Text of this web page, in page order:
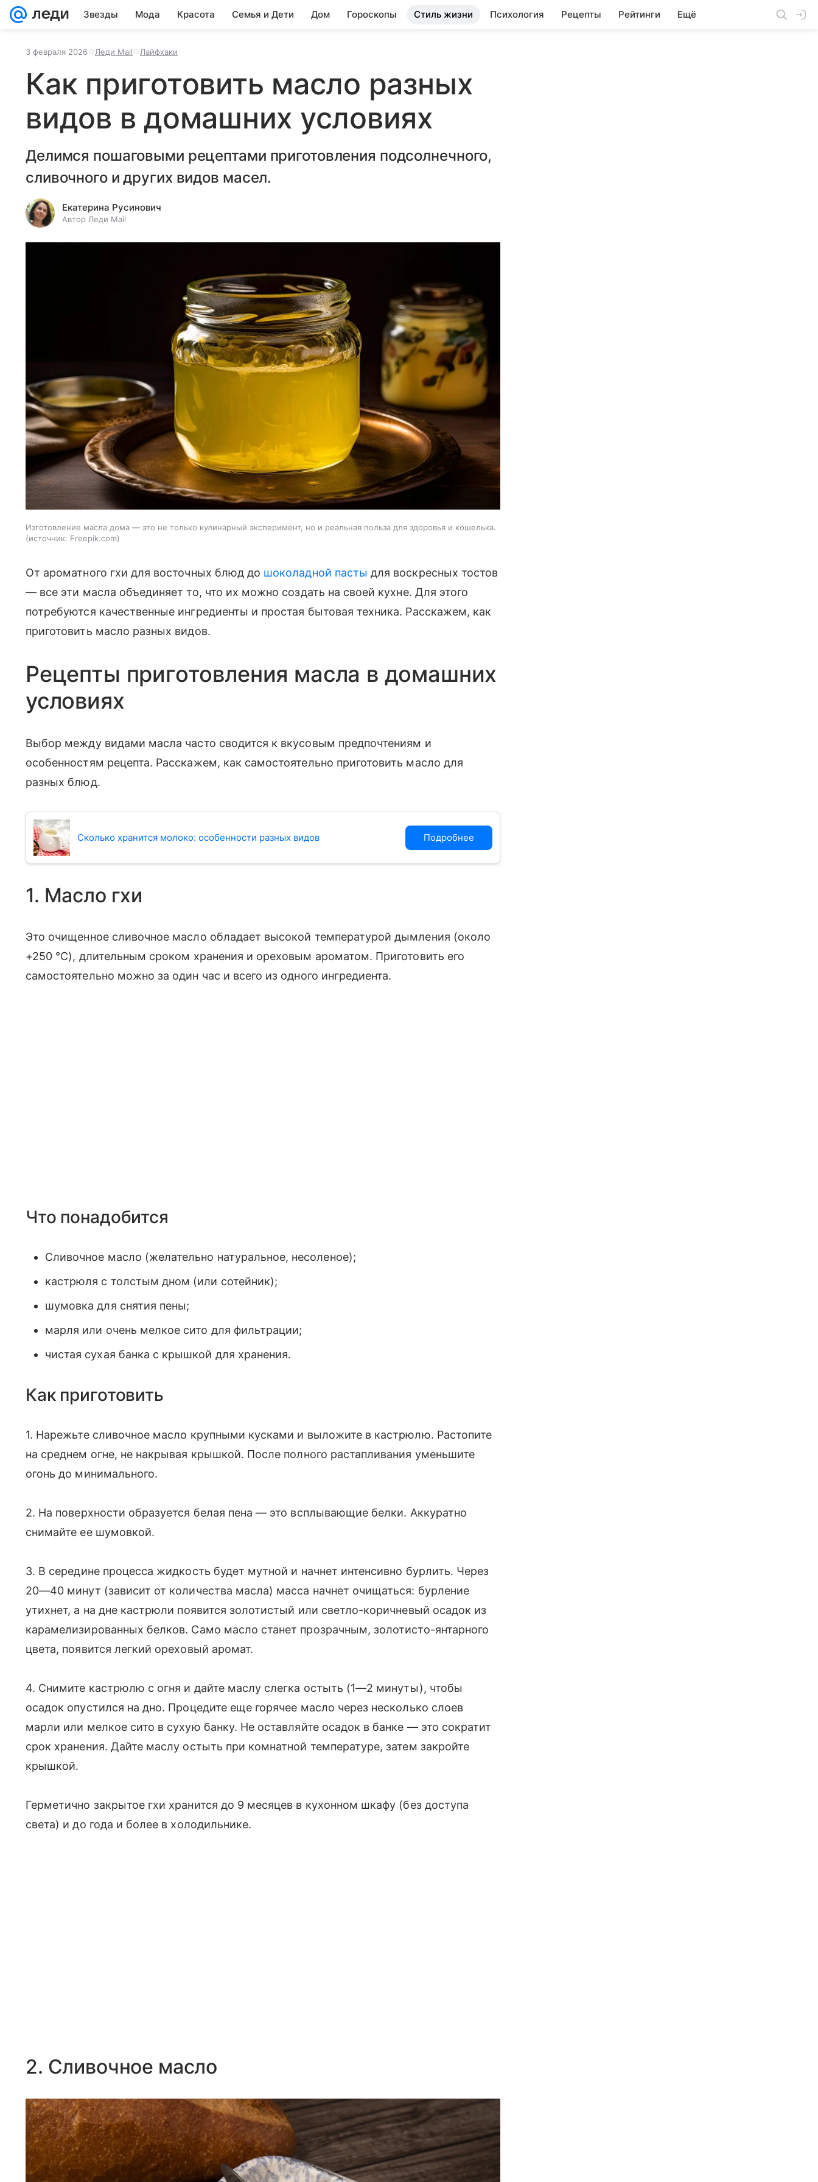
Звезды Мода Красота Семья и Дети Дом Гороскопы Стиль жизни Психология Рецепты Рейтинги Ещё
3 февраля 2026 Леди Mail Лайфхаки
Как приготовить масло разных
видов в домашних условиях
Делимся пошаговыми рецептами приготовления подсолнечного,
сливочного и других видов масел.
Екатерина Русинович
Автор Леди Mail
Изготовление масла дома — это не только кулинарный эксперимент, но и реальная польза для здоровья и кошелька.
источник: Freepik.com
От ароматного гхи для восточных блюд до шоколадной пасты для воскресных тостов
— все эти масла объединяет то, что их можно создать на своей кухне. Для этого
потребуются качественные ингредиенты и простая бытовая техника. Расскажем, как
приготовить масло разных видов.
Рецепты приготовления масла в домашних
условиях
Выбор между видами масла часто сводится к вкусовым предпочтениям и
особенностям рецепта. Расскажем, как самостоятельно приготовить масло для
разных блюд.
Сколько хранится молоко: особенности разных видов Подробнее
1. Масло гхи
Это очищенное сливочное масло обладает высокой температурой дымления (около
+250 °C), длительным сроком хранения и ореховым ароматом. Приготовить его
самостоятельно можно за один час и всего из одного ингредиента.
Что понадобится
Сливочное масло (желательно натуральное, несоленое);
кастрюля с толстым дном (или сотейник);
шумовка для снятия пены;
марля или очень мелкое сито для фильтрации;
чистая сухая банка с крышкой для хранения.
Как приготовить
1. Нарежьте сливочное масло крупными кусками и выложите в кастрюлю. Растопите
на среднем огне, не накрывая крышкой. После полного растапливания уменьшите
огонь до минимального.
2. На поверхности образуется белая пена — это всплывающие белки. Аккуратно
снимайте ее шумовкой.
3. В середине процесса жидкость будет мутной и начнет интенсивно бурлить. Через
20—40 минут (зависит от количества масла) масса начнет очищаться: бурление
утихнет, а на дне кастрюли появится золотистый или светло-коричневый осадок из
карамелизированных белков. Само масло станет прозрачным, золотисто-янтарного
цвета, появится легкий ореховый аромат.
4. Снимите кастрюлю с огня и дайте маслу слегка остыть (1—2 минуты), чтобы
осадок опустился на дно. Процедите еще горячее масло через несколько слоев
марли или мелкое сито в сухую банку. Не оставляйте осадок в банке — это сократит
срок хранения. Дайте маслу остыть при комнатной температуре, затем закройте
крышкой.
Герметично закрытое гхи хранится до 9 месяцев в кухонном шкафу (без доступа
света) и до года и более в холодильнике.
2. Сливочное масло